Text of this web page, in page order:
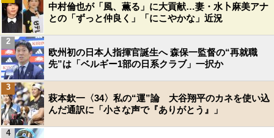
中村倫也が「風、薫る」に大貢献…妻・水卜麻美アナ
との「ずっと仲良く」「にこやかな」近況
欧州初の日本人指揮官誕生へ 森保一監督の“再就職
先”は「ベルギー1部の日系クラブ」一択か
2
萩本欽一〈34〉私の“運”論 大谷翔平のカネを使い込
んだ通訳に「小さな声で『ありがとう』」
3
4